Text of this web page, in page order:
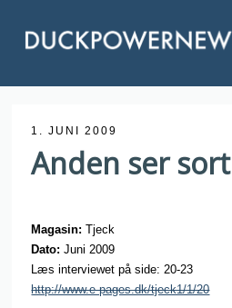
1. JUNI 2009
Anden ser sort
Magasin:Tjeck
Dato:Juni 2009
Læs interviewet på side: 20-23
http://www.e-pages.dk/tjeck1/1/20